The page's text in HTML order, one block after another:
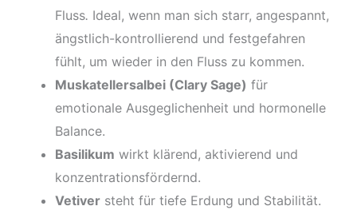
Fluss. Ideal, wenn man sich starr, angespannt,
ängstlich-kontrollierend und festgefahren
fühlt, um wieder in den Fluss zu kommen.
Muskatellersalbei (Clary Sage) für
emotionale Ausgeglichenheit und hormonelle
Balance.
Basilikum wirkt klärend, aktivierend und
konzentrationsfördernd.
Vetiver steht für tiefe Erdung und Stabilität.